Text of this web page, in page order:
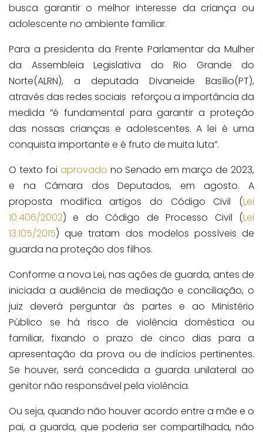
busca garantir o melhor interesse da criança ou
adolescente no ambiente familiar.
Para a presidenta da Frente Parlamentar da Mulher
da Assembleia Legislativa do Rio Grande do
Norte(ALRN), a deputada Divaneide Basílio(PT),
através das redes sociais reforçou a importância da
medida “é fundamental para garantir a proteção
das nossas crianças e adolescentes. A lei é uma
conquista importante e é fruto de muita luta”.
O texto foi aprovado no Senado em março de 2023,
e na Câmara dos Deputados, em agosto. A
proposta modifica artigos do Código Civil (Lei
10.406/2002) e do Código de Processo Civil (Lei
13.105/2015) que tratam dos modelos possíveis de
guarda na proteção dos filhos.
Conforme a nova Lei, nas ações de guarda, antes de
iniciada a audiência de mediação e conciliação, o
juiz deverá perguntar às partes e ao Ministério
Público se há risco de violência doméstica ou
familiar, fixando o prazo de cinco dias para a
apresentação da prova ou de indícios pertinentes.
Se houver, será concedida a guarda unilateral ao
genitor não responsável pela violência.
Ou seja, quando não houver acordo entre a mãe e o
pai, a guarda, que poderia ser compartilhada, não